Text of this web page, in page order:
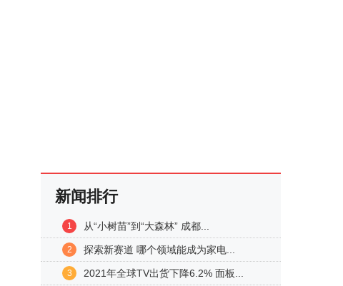
新闻排行
1 从“小树苗”到“大森林” 成都...
2 探索新赛道 哪个领域能成为家电...
3 2021年全球TV出货下降6.2% 面板...